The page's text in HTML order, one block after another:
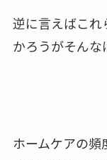
逆に言えばこ
かろうがそんな
ホームケアの頻